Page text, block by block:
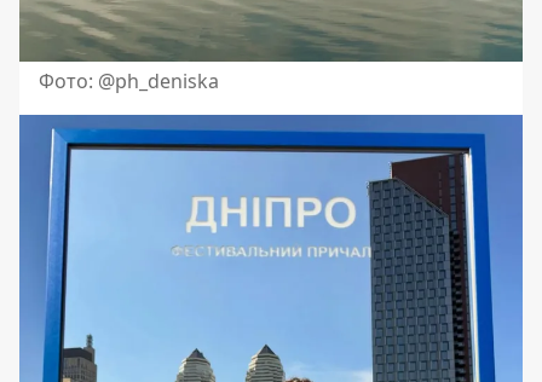
Фото: @ph_deniska